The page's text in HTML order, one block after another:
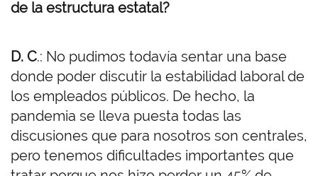
de la estructura estatal?
D. C.: No pudimos todavía sentar una base
donde poder discutir la estabilidad laboral de
los empleados públicos. De hecho, la
pandemia se lleva puesta todas las
discusiones que para nosotros son centrales,
pero tenemos dificultades importantes que